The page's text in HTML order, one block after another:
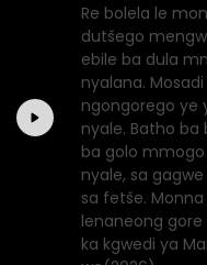
Re bolela le
dutšego
ebile ba dula
nyalana.
ngongorego ye
nyale. Batho ba
ba golo
nyale, sa
sa fetše.
lenaneong
ka kgwedi ya